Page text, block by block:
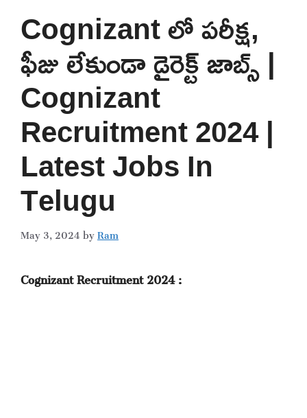
Cognizant లో పరీక్ష,
ఫీజు లేకుండా డైరెక్ట్ జాబ్స్ |
Cognizant
Recruitment 2024 |
Latest Jobs In
Telugu
May 3, 2024byRam
Cognizant Recruitment 2024 :